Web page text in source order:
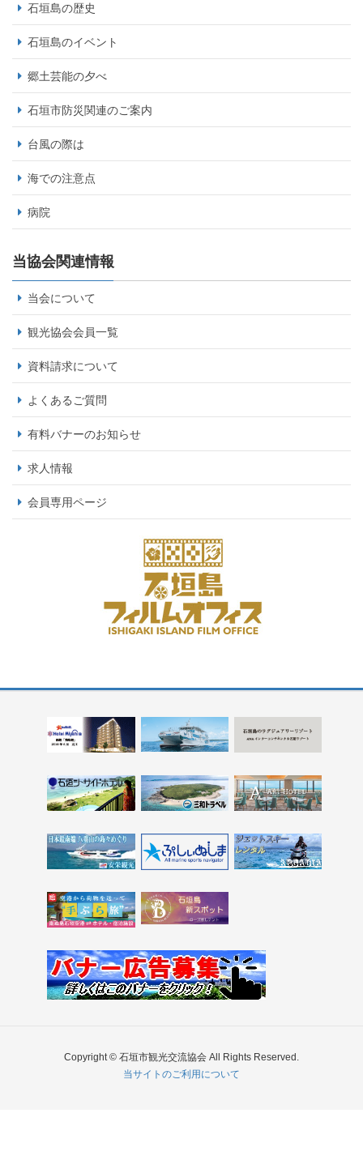
石垣島の歴史
石垣島のイベント
郷土芸能の夕べ
石垣市防災関連のご案内
台風の際は
海での注意点
病院
当協会関連情報
当会について
観光協会会員一覧
資料請求について
よくあるご質問
有料バナーのお知らせ
求人情報
会員専用ページ
Copyright © 石垣市観光交流協会 All Rights Reserved.
当サイトのご利用について